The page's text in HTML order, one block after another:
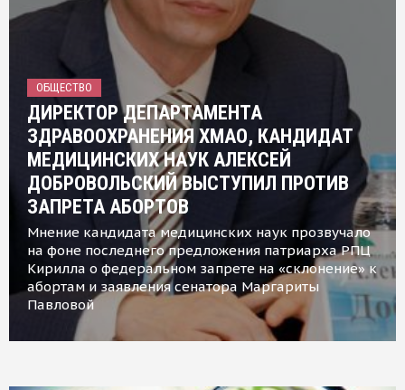
ОБЩЕСТВО
ДИРЕКТОР ДЕПАРТАМЕНТА
ЗДРАВООХРАНЕНИЯ ХМАО, КАНДИДАТ
МЕДИЦИНСКИХ НАУК АЛЕКСЕЙ
ДОБРОВОЛЬСКИЙ ВЫСТУПИЛ ПРОТИВ
ЗАПРЕТА АБОРТОВ
Мнение кандидата медицинских наук прозвучало
на фоне последнего предложения патриарха РПЦ
Кирилла о федеральном запрете на «склонение» к
абортам и заявления сенатора Маргариты
Павловой